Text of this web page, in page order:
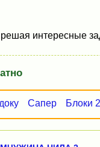
интересные
Сапер Блоки